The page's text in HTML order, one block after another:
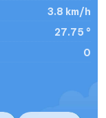
3.8 km/h
27.75 °
0